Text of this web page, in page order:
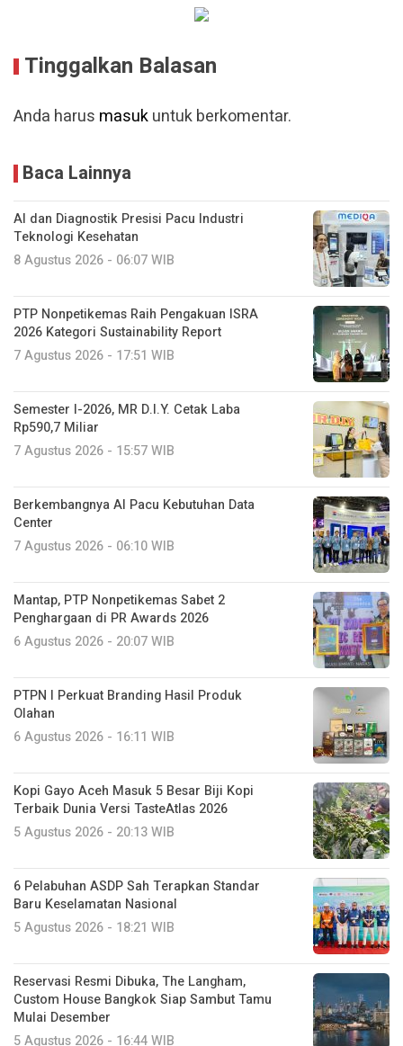
Tinggalkan Balasan
Anda harus masukuntuk berkomentar.
Baca Lainnya
AI dan Diagnostik Presisi Pacu Industri
Teknologi Kesehatan
8 Agustus 2026 - 06:07 WIB
PTP Nonpetikemas Raih Pengakuan ISRA
2026 Kategori Sustainability Report
7 Agustus 2026 - 17:51 WIB
Semester I-2026, MR D.I.Y. Cetak Laba
Rp590,7 Miliar
7 Agustus 2026 - 15:57 WIB
Berkembangnya AI Pacu Kebutuhan Data
Center
7 Agustus 2026 - 06:10 WIB
Mantap, PTP Nonpetikemas Sabet 2
Penghargaan di PR Awards 2026
6 Agustus 2026 - 20:07 WIB
PTPN I Perkuat Branding Hasil Produk
Olahan
6 Agustus 2026 - 16:11 WIB
Kopi Gayo Aceh Masuk 5 Besar Biji Kopi
Terbaik Dunia Versi TasteAtlas 2026
5 Agustus 2026 - 20:13 WIB
6 Pelabuhan ASDP Sah Terapkan Standar
Baru Keselamatan Nasional
5 Agustus 2026 - 18:21 WIB
Reservasi Resmi Dibuka, The Langham,
Custom House Bangkok Siap Sambut Tamu
Mulai Desember
5 Agustus 2026 - 16:44 WIB